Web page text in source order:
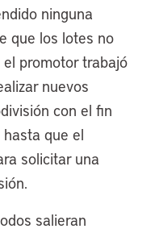
ninguna
que los lotes no
promotor trabajó
nuevos
con el fin
que el
solicitar una
salieran